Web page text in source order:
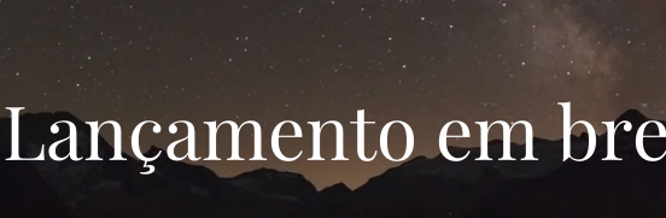
‌‌Lançamento em